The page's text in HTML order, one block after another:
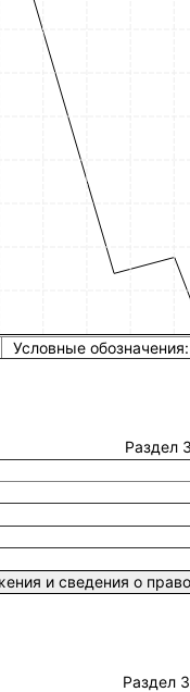
Условные обозначения:
Раздел
и сведения о
Раздел